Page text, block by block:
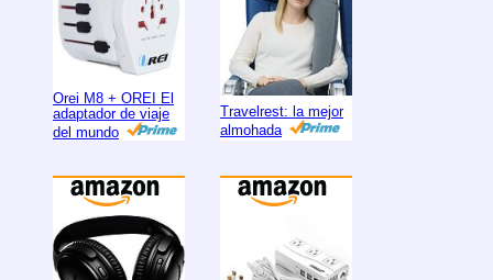
Orei M8 + OREI El
adaptador de viaje
del mundo
Travelrest: la mejor
almohada